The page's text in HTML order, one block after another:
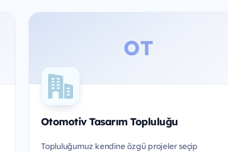
OT
Otomotiv Tasarım Topluluğu
Topluluğumuz kendine özgü projeler seçip